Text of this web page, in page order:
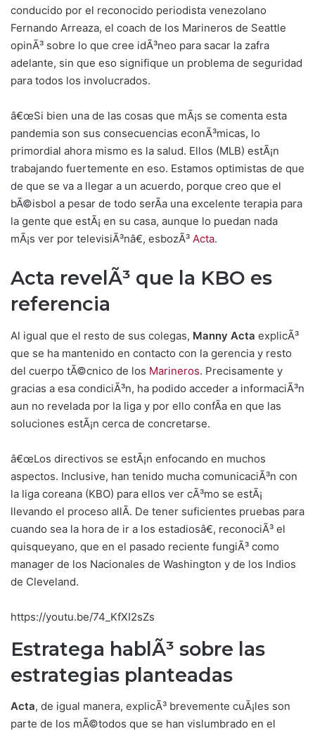
conducido por el reconocido periodista venezolano
Fernando Arreaza, el coach de los Marineros de Seattle
opinÃ³ sobre lo que cree idÃ³neo para sacar la zafra
adelante, sin que eso signifique un problema de seguridad
para todos los involucrados.
â€œSi bien una de las cosas que mÃ¡s se comenta esta
pandemia son sus consecuencias econÃ³micas, lo
primordial ahora mismo es la salud. Ellos (MLB) estÃ¡n
trabajando fuertemente en eso. Estamos optimistas de que
de que se va a llegar a un acuerdo, porque creo que el
bÃ©isbol a pesar de todo serÃ­a una excelente terapia para
la gente que estÃ¡ en su casa, aunque lo puedan nada
mÃ¡s ver por televisiÃ³nâ€, esbozÃ³ Acta.
Acta revelÃ³ que la KBO es
referencia
Al igual que el resto de sus colegas, Manny Acta explicÃ³
que se ha mantenido en contacto con la gerencia y resto
del cuerpo tÃ©cnico de los Marineros. Precisamente y
gracias a esa condiciÃ³n, ha podido acceder a informaciÃ³n
aun no revelada por la liga y por ello confÃ­a en que las
soluciones estÃ¡n cerca de concretarse.
â€œLos directivos se estÃ¡n enfocando en muchos
aspectos. Inclusive, han tenido mucha comunicaciÃ³n con
la liga coreana (KBO) para ellos ver cÃ³mo se estÃ¡
llevando el proceso allÃ­. De tener suficientes pruebas para
cuando sea la hora de ir a los estadiosâ€, reconociÃ³ el
quisqueyano, que en el pasado reciente fungiÃ³ como
manager de los Nacionales de Washington y de los Indios
de Cleveland.
https://youtu.be/74_KfXI2sZs
Estratega hablÃ³ sobre las
estrategias planteadas
Acta, de igual manera, explicÃ³ brevemente cuÃ¡les son
parte de los mÃ©todos que se han vislumbrado en el